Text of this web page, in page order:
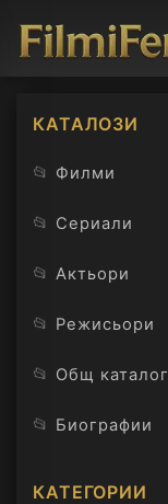
КАТАЛОЗИ
📂 Филми
📂 Сериали
📂 Актьори
📂 Режисьори
📂 Общ каталог
📂 Биографии
КАТЕГОРИИ